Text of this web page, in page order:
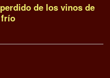
de los vinos de